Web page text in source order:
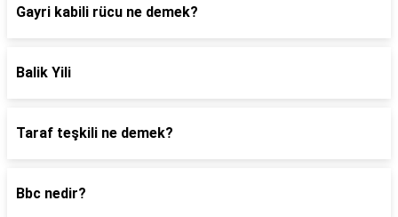
Gayri kabili rücu ne demek?
Balik Yili
Taraf teşkili ne demek?
Bbc nedir?